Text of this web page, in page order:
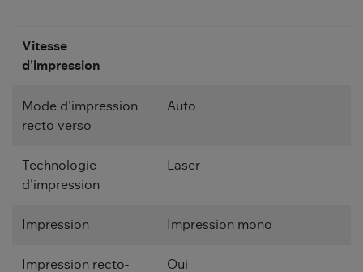
Vitesse
d'impression
Mode d'impression
recto verso
Auto
Technologie
d'impression
Laser
Impression Impression mono
Impression recto-
Oui